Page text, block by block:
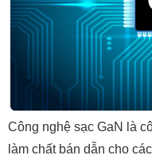
Công nghệ sạc GaN là
làm chất bán dẫn cho